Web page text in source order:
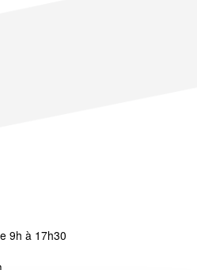
9h à 17h30